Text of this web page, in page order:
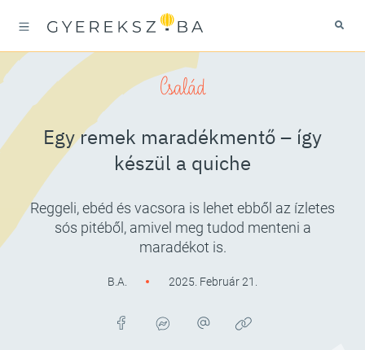
Család
Egy remek maradékmentő – így
készül a quiche
Reggeli, ebéd és vacsora is lehet ebből az ízletes
sós pitéből, amivel meg tudod menteni a
maradékot is.
B.A. 2025. Február 21.